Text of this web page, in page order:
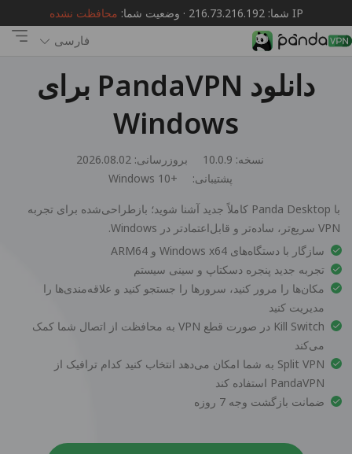
IP شما: 216.73.216.192 · وضعیت شما: محافظت نشده
فارسی
دانلود PandaVPN برای
Windows
نسخه: 10.0.9
بروزرسانی: 2026.08.02
پشتیبانی:
Windows 10+
با Panda Desktop کاملاً جدید آشنا شوید؛ بازطراحی‌شده برای تجربه
VPN سریع‌تر، ساده‌تر و قابل‌اعتمادتر در Windows.
سازگار با دستگاه‌های Windows x64 و ARM64
تجربه جدید پنجره دسکتاپ و سینی سیستم
مکان‌ها را مرور کنید، سرورها را جستجو کنید و علاقه‌مندی‌ها را
مدیریت کنید
Kill Switch در صورت قطع VPN به محافظت از اتصال شما کمک
می‌کند
Split VPN به شما امکان می‌دهد انتخاب کنید کدام ترافیک از
PandaVPN استفاده کند
ضمانت بازگشت وجه 7 روزه